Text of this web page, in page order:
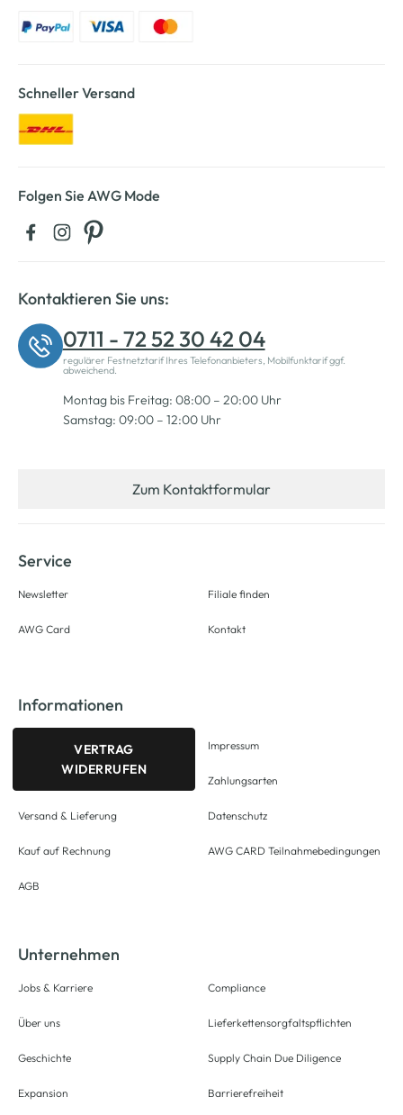
Schneller Versand
Folgen Sie AWG Mode
Kontaktieren Sie uns:
0711 - 72 52 30 42 04
regulärer Festnetztarif Ihres Telefonanbieters, Mobilfunktarif ggf.
abweichend.
Montag bis Freitag: 08:00 – 20:00 Uhr
Samstag: 09:00 – 12:00 Uhr
Zum Kontaktformular
Service
Newsletter
AWG Card
Filiale finden
Kontakt
Informationen
VERTRAG
WIDERRUFEN
Versand & Lieferung
Kauf auf Rechnung
AGB
Impressum
Zahlungsarten
Datenschutz
AWG CARD Teilnahmebedingungen
Unternehmen
Jobs & Karriere
Über uns
Geschichte
Expansion
Compliance
Lieferkettensorgfaltspflichten
Supply Chain Due Diligence
Barrierefreiheit